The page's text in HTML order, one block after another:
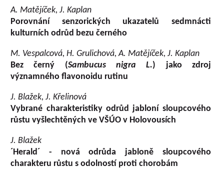
A. Matějíček, J. Kaplan
Porovnání senzorických ukazatelů sedmnácti
kulturních odrůd bezu černého
M. Vespalcová, H. Grulichová, A. Matějíček, J. Kaplan
Bez černý (Sambucus nigra L.) jako zdroj
významného flavonoidu rutinu
J. Blažek, J. Křelinová
Vybrané charakteristiky odrůd jabloní sloupcového
růstu vyšlechtěných ve VŠÚO v Holovousích
J. Blažek
´Herald´ - nová odrůda jabloně sloupcového
charakteru růstu s odolností proti chorobám